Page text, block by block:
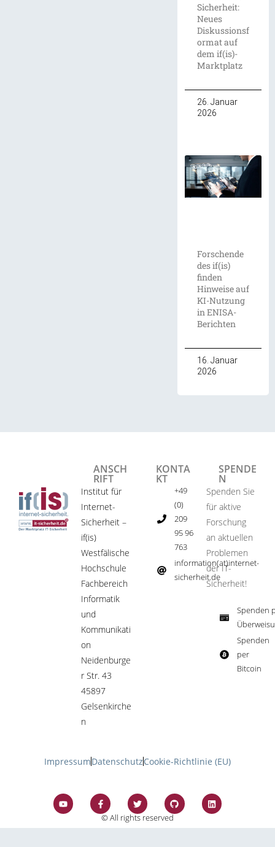
Sicherheit:
Neues
Diskussionsf
ormat auf
dem if(is)-
Marktplatz
26. Januar
2026
Forschende
des if(is)
finden
Hinweise auf
KI-Nutzung
in ENISA-
Berichten
16. Januar
2026
ANSCH
RIFT
Institut für
Internet-
Sicherheit –
if(is)
Westfälische
Hochschule
Fachbereich
Informatik
und
Kommunikati
on
Neidenburge
r Str. 43
45897
Gelsenkirche
n
KONTA
KT
+49
(0)
209
95 96
763
information(at)internet-
sicherheit.de ​
SPENDE
N
Spenden Sie
für aktive
Forschung
an aktuellen
Problemen
der IT-
Sicherheit!​
Spenden
Spenden
per
Bitcoin​
ImpressumDatenschutzCookie-Richtlinie (EU)
© All rights reserved